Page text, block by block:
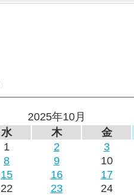
2025年10月
水 木
金
1
2
3
8 9
10
15 16
17
22 23
24